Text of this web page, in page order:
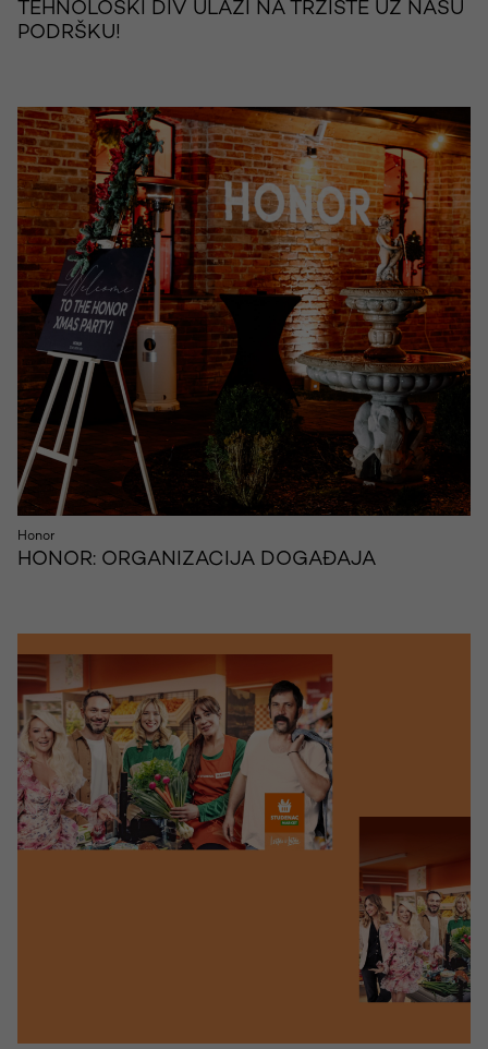
TEHNOLOŠKI DIV ULAZI NA TRŽIŠTE UZ NAŠU
PODRŠKU!
Honor
HONOR: ORGANIZACIJA DOGAĐAJA